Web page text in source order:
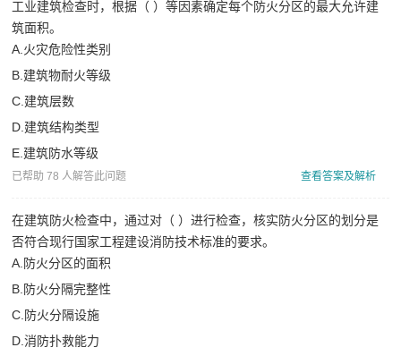
工业建筑检查时，根据（ ）等因素确定每个防火分区的最大允许建
筑面积。
A.火灾危险性类别
B.建筑物耐火等级
C.建筑层数
D.建筑结构类型
E.建筑防水等级
已帮助 78 人解答此问题 查看答案及解析
在建筑防火检查中，通过对（ ）进行检查，核实防火分区的划分是
否符合现行国家工程建设消防技术标准的要求。
A.防火分区的面积
B.防火分隔完整性
C.防火分隔设施
D.消防扑救能力